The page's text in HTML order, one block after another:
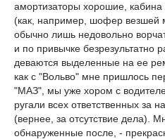
амортизаторы хорошие,
(как, например, шофер везшей
обычно лишь недовольно
и по привычке безрезультатно
деваются выделенные на ее
как с "Вольво" мне пришлось
"МАЗ", мы уже хором с
ругали всех ответственных за
(вернее, за отсутствие дела).
обнаруженные после, -